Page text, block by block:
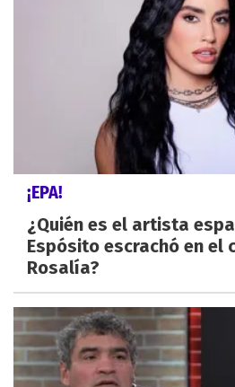
¡EPA!
¿Quién es el artista
Espósito escrachó en el
Rosalía?